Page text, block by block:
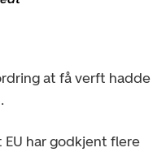
at få verft hadde
har godkjent flere